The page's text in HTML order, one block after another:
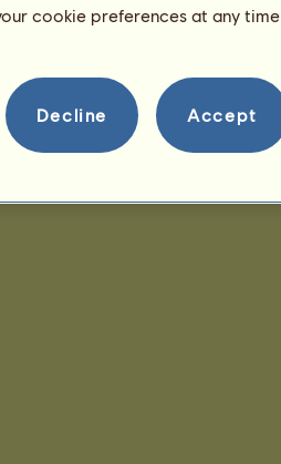
cookie preferences at any time
Decline Accept